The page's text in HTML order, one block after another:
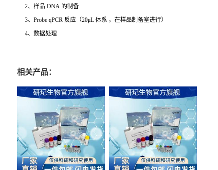
2、样品 DNA 的制备
3、Probe qPCR 反应（20μL 体系 ，在样品制备室进行）
4、数据处理
相关产品：